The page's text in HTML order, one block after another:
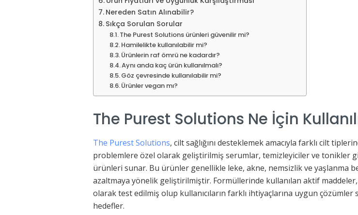
Nereden Satın Alınabilir?
Sıkça Sorulan Sorular
The Purest Solutions ürünleri güvenilir mi?
Hamilelikte kullanılabilir mi?
Ürünlerin raf ömrü ne kadardır?
Aynı anda kaç ürün kullanılmalı?
Göz çevresinde kullanılabilir mi?
Ürünler vegan mı?
The Purest Solutions Ne İçin
The Purest Solutions, cilt sağlığını desteklemek amacıyla farklı cilt
problemlere özel olarak geliştirilmiş serumlar, temizleyiciler ve tonikler
ürünleri sunar. Bu ürünler genellikle leke, akne, nemsizlik ve yaşlanma
azaltmaya yönelik geliştirilmiştir. Formüllerinde kullanılan aktif
olarak test edilmiş olup kullanıcıların farklı ihtiyaçlarına uygun çözümler
hedefler.